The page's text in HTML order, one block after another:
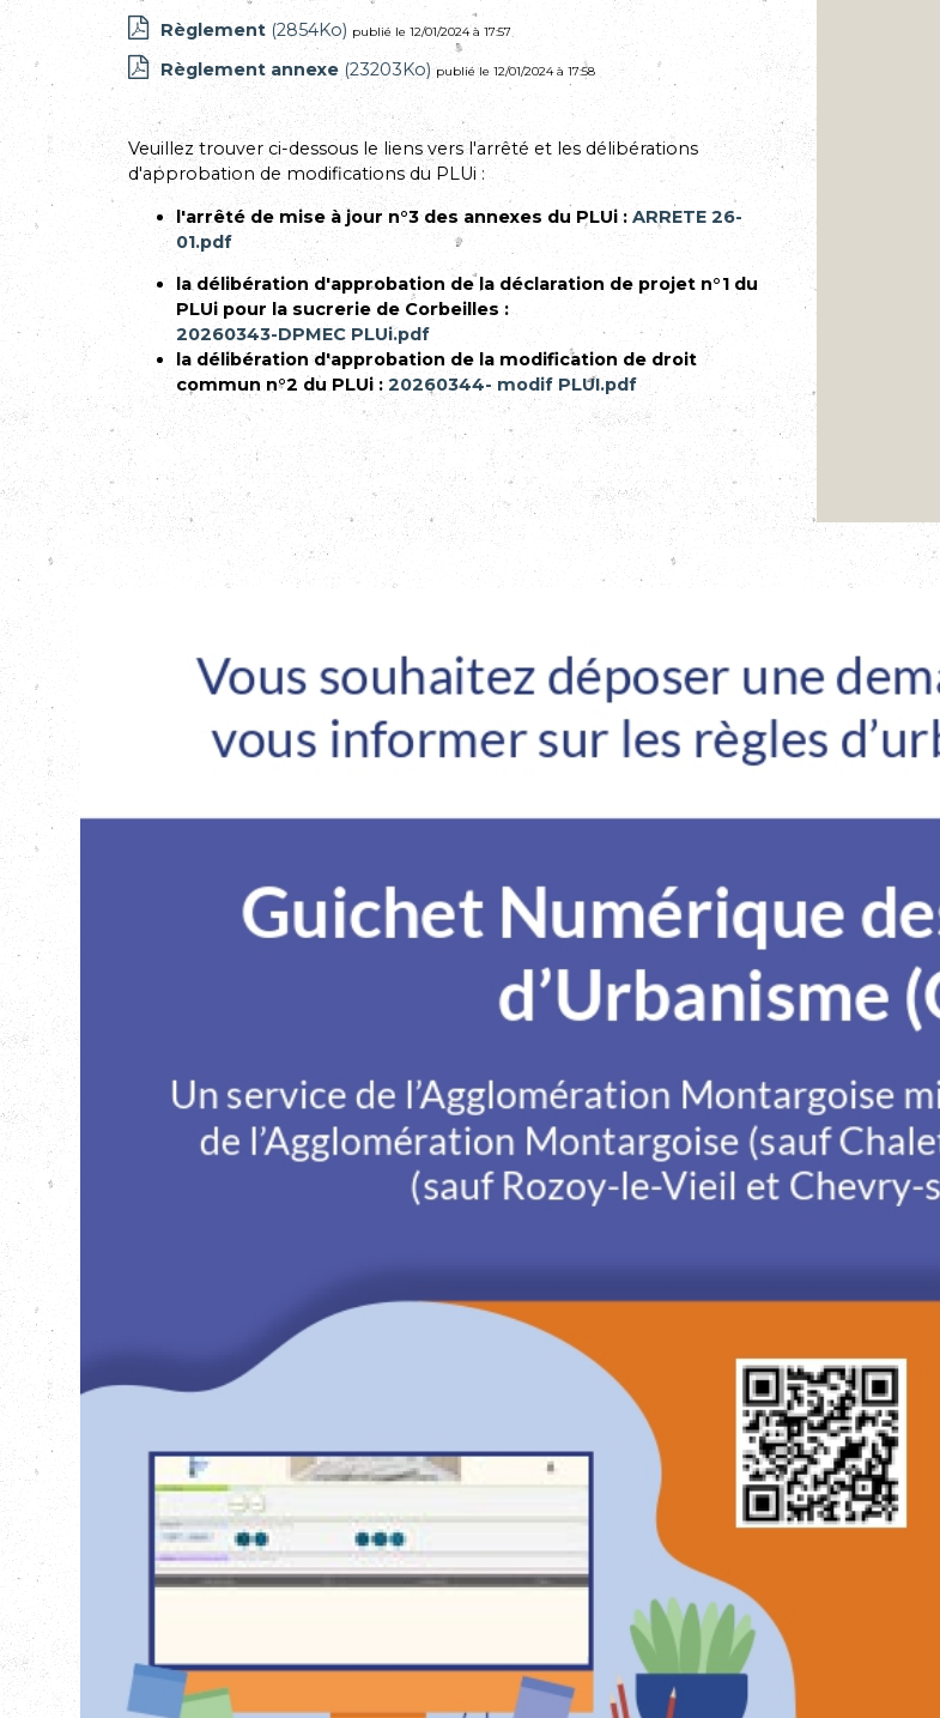
Règlement (2854Ko) publié le 12/01/2024 à 17:57
Règlement annexe (23203Ko) publié le 12/01/2024 à 17:58
Veuillez trouver ci-dessous le liens vers l'arrêté et les délibérations
d'approbation de modifications du PLUi :
l'arrêté de mise à jour n°3 des annexes du PLUi :ARRETE 26-
01.pdf
la délibération d'approbation de la déclaration de projet n°1 du
PLUi pour la sucrerie de Corbeilles :
20260343-DPMEC PLUi.pdf
la délibération d'approbation de la modification de droit
commun n°2 du PLUi :20260344- modif PLUI.pdf